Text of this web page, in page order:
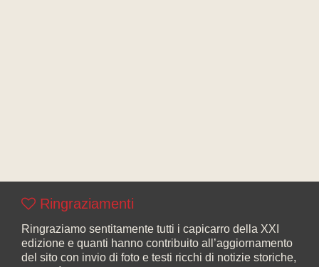
Ringraziamenti
Ringraziamo sentitamente tutti i capicarro della XXI
edizione e quanti hanno contribuito all’aggiornamento
del sito con invio di foto e testi ricchi di notizie storiche,